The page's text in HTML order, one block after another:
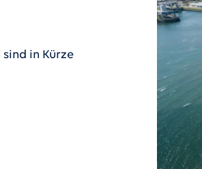
in Kürze